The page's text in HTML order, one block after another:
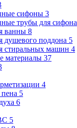
сифоны 3
трубы для сифона
ванны 8
поддона 5
стиральных машин 4
материалы 37
4
5
6
5